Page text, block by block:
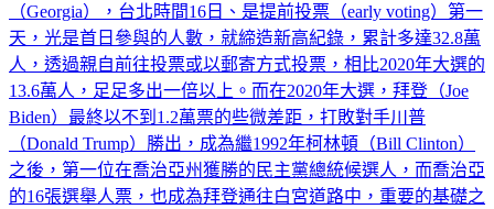
（Georgia），台北時間16日、是提前投票（early voting）第一
天，光是首日參與的人數，就締造新高紀錄，累計多達32.8萬
人，透過親自前往投票或以郵寄方式投票，相比2020年大選的
13.6萬人，足足多出一倍以上。而在2020年大選，拜登（Joe
Biden）最終以不到1.2萬票的些微差距，打敗對手川普
（Donald Trump）勝出，成為繼1992年柯林頓（Bill Clinton）
之後，第一位在喬治亞州獲勝的民主黨總統候選人，而喬治亞
的16張選舉人票，也成為拜登通往白宮道路中，重要的基礎之